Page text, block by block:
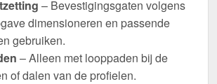
– Bevestigingsgaten volgens
dimensioneren en passende
gebruiken.
– Alleen met looppaden bij de
of dalen van de profielen.